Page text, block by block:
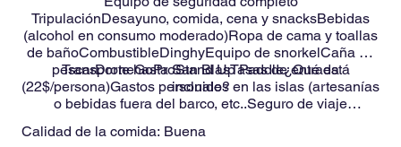
TripulaciónDesayuno, comida, cena y snacksBebidas
(alcohol en consumo moderado)Ropa de cama y toallas
de bañoCombustibleDinghyEquipo de snorkelCaña de
pescarDroneGoProStand Up Paddle¿Qué está
incluido?
Transporte hasta San BlasTasas de entrada
(22$/persona)Gastos personales en las islas (artesanías
o bebidas fuera del barco, etc..Seguro de viaje
Calidad de la comida: Buena